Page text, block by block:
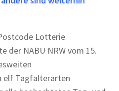
Lotterie
der NABU NRW vom 15.
elf Tagfalterarten